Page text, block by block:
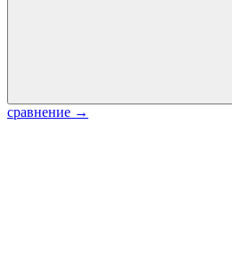
сравнение →